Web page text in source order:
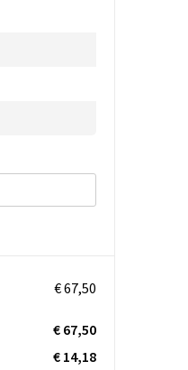
€ 67,50
€ 67,50
€ 14,18